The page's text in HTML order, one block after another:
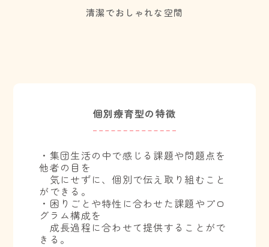
清潔でおしゃれな空間
個別療育型の特徴
・集団生活の中で感じる課題や問題点を
他者の目を
気にせずに、個別で伝え取り組むこと
ができる。
・困りごとや特性に合わせた課題やプロ
グラム構成を
成長過程に合わせて提供することがで
きる。